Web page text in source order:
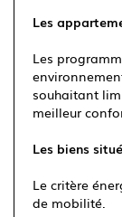
Les
Les
souhaitant
meilleur
Les biens
Le critère
de mobilité.